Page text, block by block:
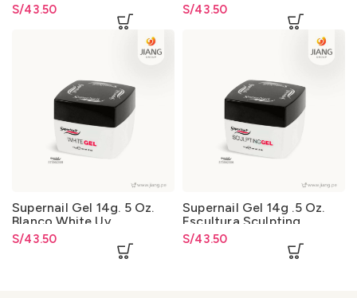
S/43.50 S/43.50
Supernail Gel 14g. 5 Oz.
Blanco White Uv
S/43.50
Supernail Gel 14g .5 Oz.
Escultura Sculpting
S/43.50